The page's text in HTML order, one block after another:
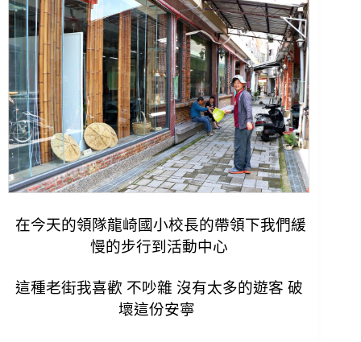
在今天的領隊龍崎國小校長的帶領下我們緩
慢的步行到活動中心
這種老街我喜歡 不吵雜 沒有太多的遊客 破
壞這份安寧